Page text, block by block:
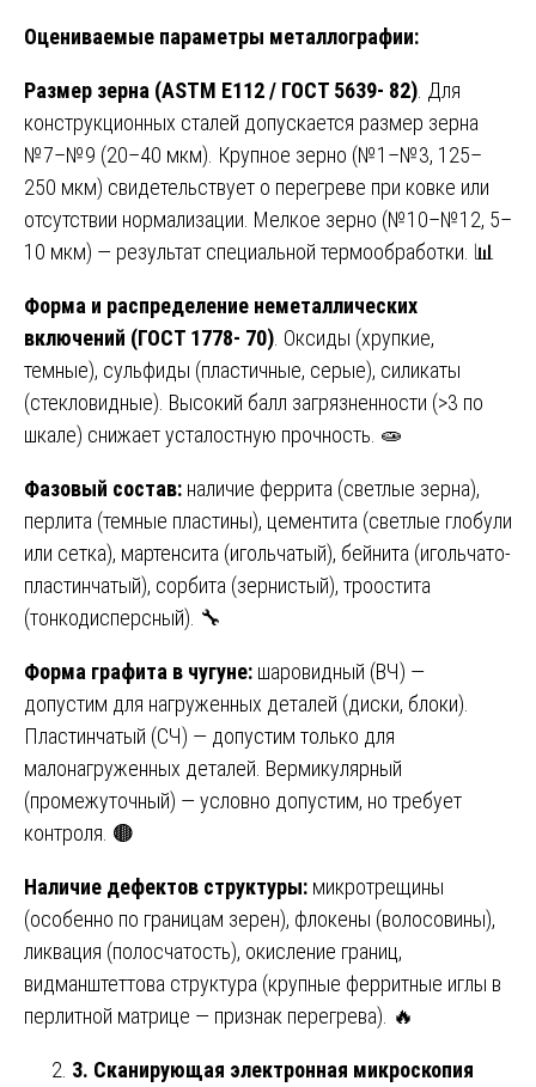
Оцениваемые параметры металлографии:
Размер зерна (ASTM E112 / ГОСТ 5639- 82) . Для
конструкционных сталей допускается размер зерна
№7–№9 (20–40 мкм). Крупное зерно (№1–№3, 125–
250 мкм) свидетельствует о перегреве при ковке или
отсутствии нормализации. Мелкое зерно (№10–№12, 5–
10 мкм) — результат специальной термообработки. 📊
Форма и распределение неметаллических
включений (ГОСТ 1778- 70) . Оксиды (хрупкие,
темные), сульфиды (пластичные, серые), силикаты
(стекловидные). Высокий балл загрязненности (>3 по
шкале) снижает усталостную прочность. 🧫
Фазовый состав: наличие феррита (светлые зерна),
перлита (темные пластины), цементита (светлые глобули
или сетка), мартенсита (игольчатый), бейнита (игольчато-
пластинчатый), сорбита (зернистый), троостита
(тонкодисперсный). 🔧
Форма графита в чугуне: шаровидный (ВЧ) —
допустим для нагруженных деталей (диски, блоки).
Пластинчатый (СЧ) — допустим только для
малонагруженных деталей. Вермикулярный
(промежуточный) — условно допустим, но требует
контроля. 🟤
Наличие дефектов структуры: микротрещины
(особенно по границам зерен), флокены (волосовины),
ликвация (полосчатость), окисление границ,
видманштеттова структура (крупные ферритные иглы в
перлитной матрице — признак перегрева). 🔥
3. Сканирующая электронная микроскопия